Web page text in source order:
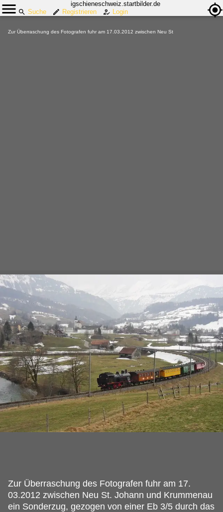
igschieneschweiz.startbilder.de
Suche
Registrieren Login
Zur Überraschung des Fotografen fuhr am 17.03.2012 zwischen Neu St
Zur Überraschung des Fotografen fuhr am 17.
03.2012 zwischen Neu St. Johann und Krummenau
ein Sonderzug, gezogen von einer Eb 3/5 durch das